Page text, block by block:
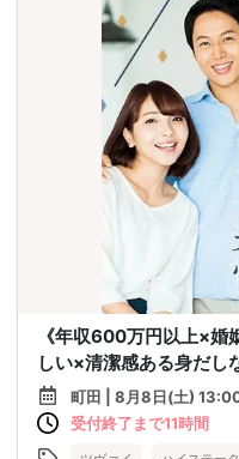
《年収600万円以上×婚
しい×清潔感ある身だし
町田 | 8月8日(土)
受付終了まで11時間